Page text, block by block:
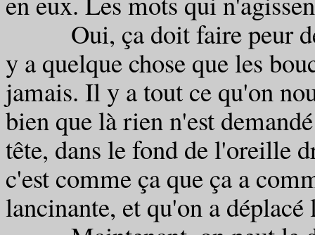
Oui, ça doit faire peur de
y a quelque chose que les
jamais. Il y a tout ce qu'on
bien que là rien n'est
tête, dans le fond de l'oreille
c'est comme ça que ça a
lancinante, et qu'on a